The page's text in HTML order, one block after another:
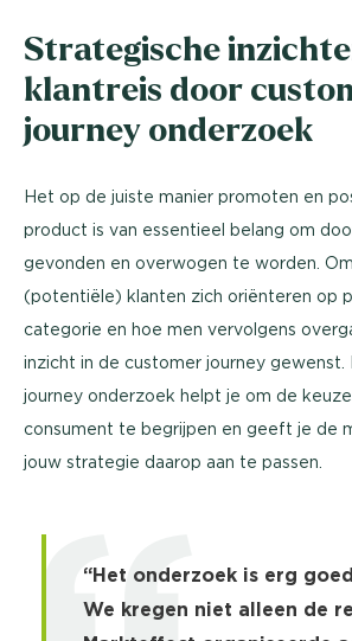
Strategische
klantreis door
journey onderzoek
Het op de juiste manier promoten en
product is van essentieel belang om
gevonden en overwogen te worden.
(potentiële) klanten zich oriënteren op
categorie en hoe men vervolgens
inzicht in de customer journey gewenst.
journey onderzoek helpt je om de
consument te begrijpen en geeft je de
jouw strategie daarop aan te passen.
“Het onderzoek is erg
We kregen niet alleen de